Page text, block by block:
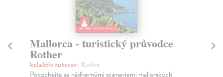
Mallorca - turistický průvodce
Rother
kolektív autorov| Kniha
Pokochejte se nádhernými sceneriemi mallorských